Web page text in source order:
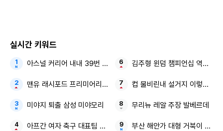
실시간 키워드
아스널 커리어 내내 39번 유니폼 이적 선택할 수도
맨유 래시포드 프리미어리그
미야지 퇴출 삼성 미야모리
아프간 여자 축구 대표팀 축구 금지 다시 뭉치다
김주형 윈덤 챔피언십 역전 우
컵 물비린내 설거지 이렇게 하
무리뉴 레알 주장 발베르데
부산 해안가 대형 거북이 소원·